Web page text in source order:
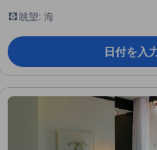
眺望: 海
日付を入